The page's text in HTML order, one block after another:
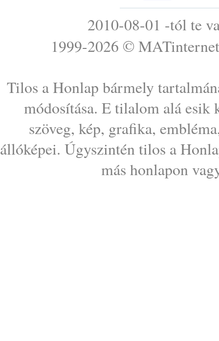
2010-08-01 -tól te
1999-2026 © MATinternet
Tilos a Honlap bármely
módosítása. E tilalom alá esik
szöveg, kép, grafika,
állóképei. Úgyszintén tilos a
más honlapon